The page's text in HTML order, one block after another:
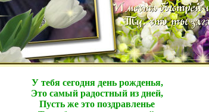
У тебя сегодня день рожденья,
Это самый радостный из дней,
Пусть же это поздравленье